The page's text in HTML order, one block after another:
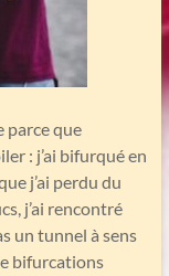
parce que
: j’ai bifurqué en
j’ai perdu du
j’ai rencontré
un tunnel à sens
bifurcations